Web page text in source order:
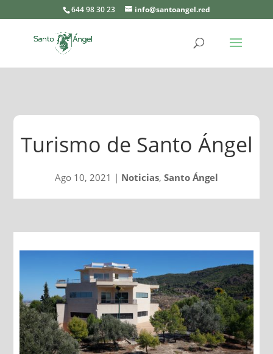
644 98 30 23 info@santoangel.red
Turismo de Santo Ángel
Ago 10, 2021 | Noticias, Santo Ángel